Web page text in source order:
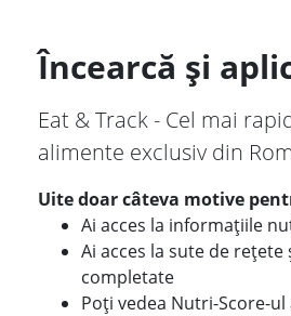
Încearcă și
Eat & Track - Cel mai
alimente exclusiv din
Uite doar câteva motive
Ai acces la informațiile
Ai acces la sute de
completate
Poți vedea Nutri-Score-